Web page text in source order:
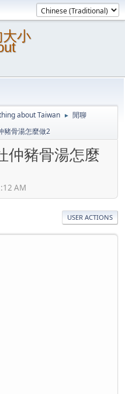
小
about Taiwan ► 閒聊
豬骨湯怎麼做2
仲豬骨湯怎麼
AM
USER ACTIONS